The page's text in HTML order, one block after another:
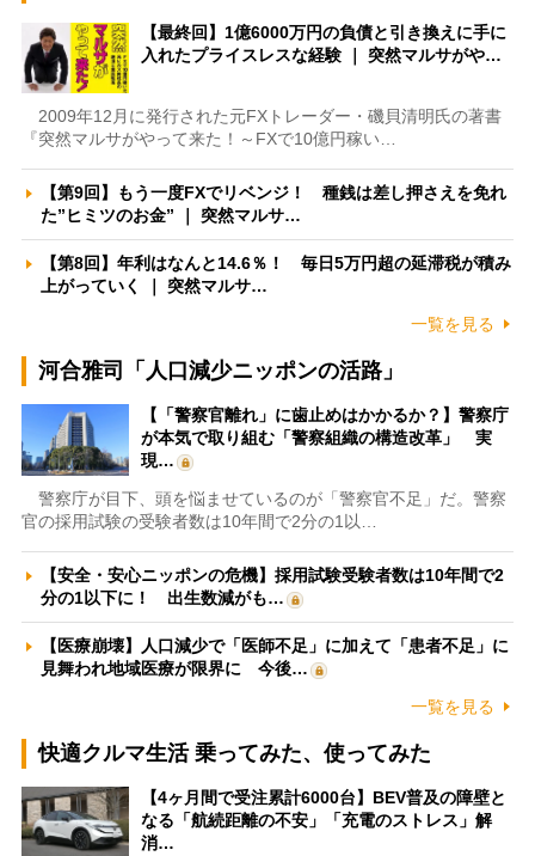
【最終回】1億6000万円の負債と引き換えに手に
入れたプライスレスな経験 ｜ 突然マルサがや…
2009年12月に発行された元FXトレーダー・磯貝清明氏の著書
『突然マルサがやって来た！～FXで10億円稼い…
【第9回】もう一度FXでリベンジ！ 種銭は差し押さえを免れ
た”ヒミツのお金” ｜ 突然マルサ…
【第8回】年利はなんと14.6％！ 毎日5万円超の延滞税が積み
上がっていく ｜ 突然マルサ…
一覧を見る
河合雅司「人口減少ニッポンの活路」
【「警察官離れ」に歯止めはかかるか？】警察庁
が本気で取り組む「警察組織の構造改革」 実
現…
警察庁が目下、頭を悩ませているのが「警察官不足」だ。警察
官の採用試験の受験者数は10年間で2分の1以…
【安全・安心ニッポンの危機】採用試験受験者数は10年間で2
分の1以下に！ 出生数減がも…
【医療崩壊】人口減少で「医師不足」に加えて「患者不足」に
見舞われ地域医療が限界に 今後…
一覧を見る
快適クルマ生活 乗ってみた、使ってみた
【4ヶ月間で受注累計6000台】BEV普及の障壁と
なる「航続距離の不安」「充電のストレス」解
消…